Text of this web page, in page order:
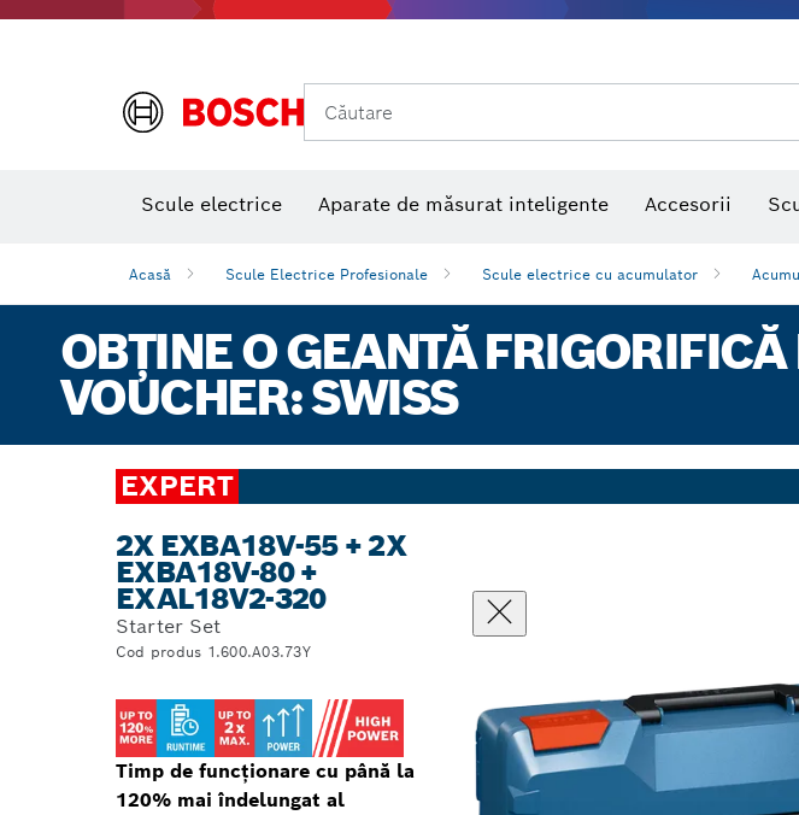
Căutare
Scule electrice Aparate de măsurat inteligente Accesorii
Acasă Scule Electrice Profesionale Scule electrice cu acumulator
OBȚINE O GEANTĂ
VOUCHER: SWISS
EXPERT
2X EXBA18V-55 + 2X
EXBA18V-80 +
EXAL18V2-320
Starter Set
Cod produs 1.600.A03.73Y
Timp de funcţionare cu până la
120% mai îndelungat al